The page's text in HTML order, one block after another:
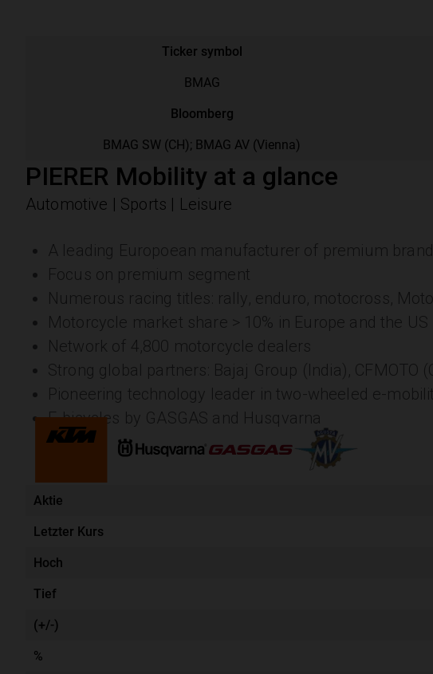
PIERER Mobility at a glance
Automotive | Sports | Leisure
A leading Europoean manufacturer of premium
Focus on premium segment
Numerous racing titles: rally, enduro, motocross,
Motorcycle market share > 10% in Europe and the US
Network of 4,800 motorcycle dealers
Strong global partners: Bajaj Group (India), CFMOTO
Pioneering technology leader in two-wheeled e-
E-bicycles by GASGAS and Husqvarna